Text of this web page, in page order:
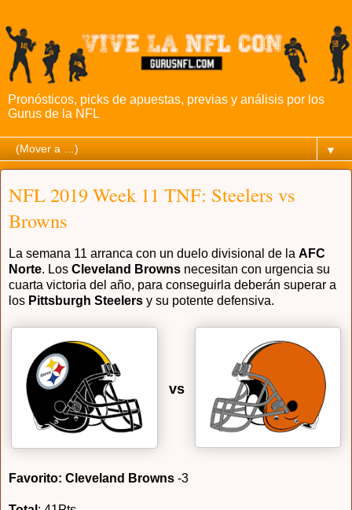
Pronósticos, picks de apuestas, previas y análisis por los
Gurus de la NFL
▼
NFL 2019 Week 11 TNF: Steelers vs
Browns
La semana 11 arranca con un duelo divisional de la AFC
Norte. Los Cleveland Browns necesitan con urgencia su
cuarta victoria del año, para conseguirla deberán superar a
los Pittsburgh Steelers y su potente defensiva.
vs
Favorito: Cleveland Browns -3